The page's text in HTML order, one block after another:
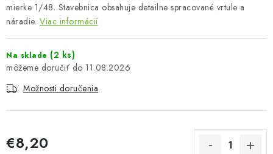
O Nás Moja objednávka
Postup pri podávaní sťažností
Prevodník modelárskych farieb
mierke 1/48. Stavebnica obsahuje detailne spracované vrtule a
náradie. Viac informácií
Na sklade (2 ks)
11.08.2026
Možnosti doručenia
€8,20